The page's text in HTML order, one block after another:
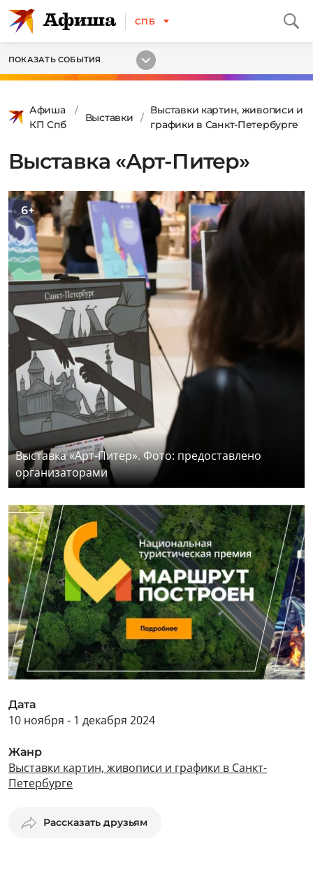
СПБ
ПОКАЗАТЬ СОБЫТИЯ
Афиша
КП Спб
Выставки
Выставки картин, живописи и
графики в Санкт-Петербурге
Выставка «Арт-Питер»
6+
Выставка «Арт-Питер». Фото: предоставлено
организаторами
Дата
10 ноября - 1 декабря 2024
Жанр
Выставки картин, живописи и графики в Санкт-
Петербурге
Рассказать друзьям